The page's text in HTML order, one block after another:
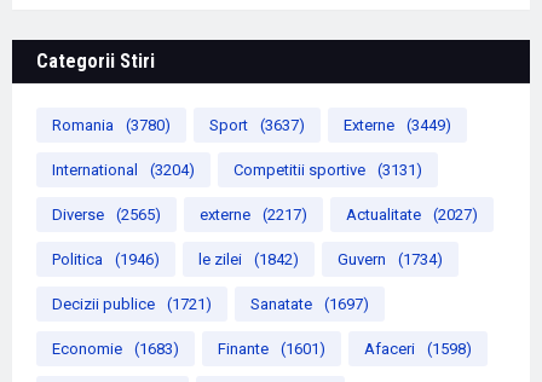
Categorii Stiri
Romania (3780) Sport (3637) Externe (3449)
International (3204) Competitii sportive (3131)
Diverse (2565) externe (2217) Actualitate (2027)
Politica (1946) le zilei (1842) Guvern (1734)
Decizii publice (1721) Sanatate (1697)
Economie (1683) Finante (1601) Afaceri (1598)